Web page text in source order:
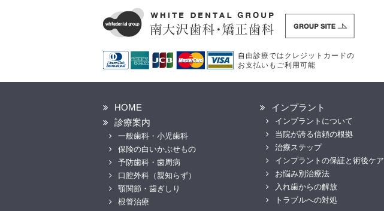
自由診療ではクレジットカードの
お支払いもご利用可能
HOME
診療案内
一般歯科・小児歯科
保険の白いかぶせもの
予防歯科・歯周病
口腔外科（親知らず）
顎関節・歯ぎしり
根管治療
インプラント
インプラントについて
当院が誇る信頼の根拠
治療ステップ
インプラントの保証と術後ケア
お悩み別治療法
入れ歯からの解放
トラブルへの対処